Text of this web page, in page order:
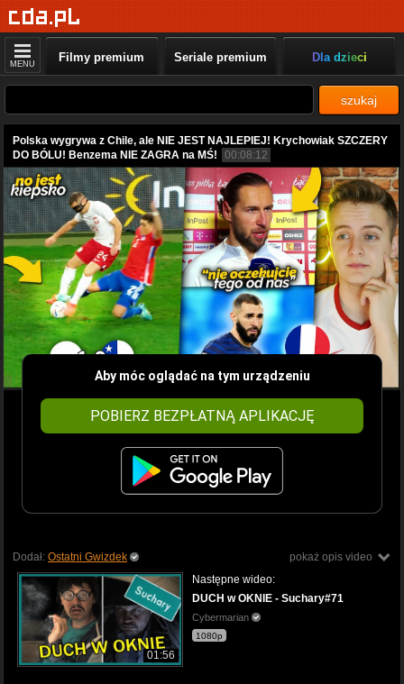
MENU Filmy premium Seriale premium Dla dzieci
szukaj
Polska wygrywa z Chile, ale NIE JEST NAJLEPIEJ! Krychowiak SZCZERY
DO BÓLU! Benzema NIE ZAGRA na MŚ!
00:08:12
Aby móc oglądać na tym urządzeniu
POBIERZ BEZPŁATNĄ APLIKACJĘ
pokaż opis video
Dodał: Ostatni Gwizdek
01:56
Następne wideo:
DUCH w OKNIE - Suchary#71
Cybermarian
1080p